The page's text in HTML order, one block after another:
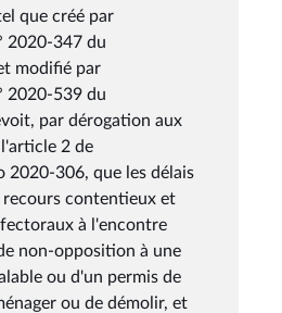
que créé par
2020-347 du
modifié par
2020-539 du
par dérogation aux
2 de
2020-306, que les délais
recours contentieux et
à l'encontre
non-opposition à une
ou d'un permis de
ou de démolir, et